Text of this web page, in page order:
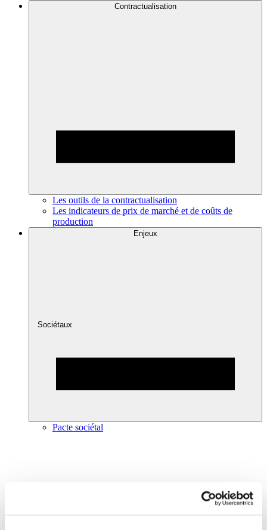
Contractualisation
Les outils de la contractualisation
Les indicateurs de prix de marché et de coûts de
production
Enjeux
Sociétaux
Pacte sociétal